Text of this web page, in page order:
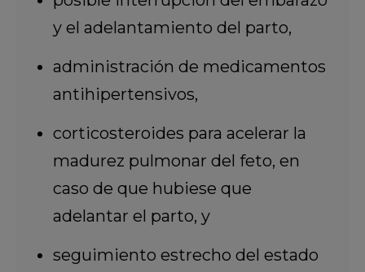
y el adelantamiento del parto,
administración de medicamentos
antihipertensivos,
corticosteroides para acelerar la
madurez pulmonar del feto, en
caso de que hubiese que
adelantar el parto, y
seguimiento estrecho del estado